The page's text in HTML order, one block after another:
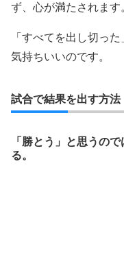
ず、心が満たされます
「すべてを出し切っ
気持ちいいのです。
試合で結果を出す方法
「勝とう」と思うの
る。